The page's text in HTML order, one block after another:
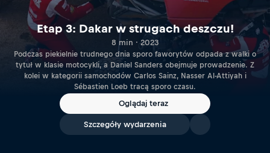
Etap 3: Dakar w strugach deszczu!
8 min · 2023
Podczas piekielnie trudnego dnia sporo faworytów odpada z walki o
tytuł w klasie motocykli, a Daniel Sanders obejmuje prowadzenie. Z
kolei w kategorii samochodów Carlos Sainz, Nasser Al-Attiyah i
Sébastien Loeb tracą sporo czasu.
Oglądaj teraz
Szczegóły wydarzenia